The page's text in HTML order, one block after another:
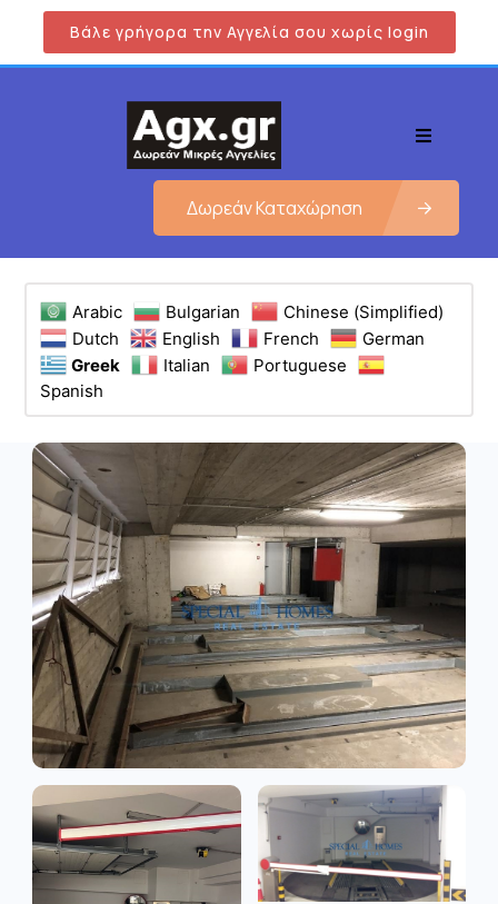
Βάλε γρήγορα την Αγγελία σου χωρίς login
Δωρεάν Καταχώρηση
Arabic Bulgarian
Chinese (Simplified)
Dutch
English French
German
Greek
Italian
Portuguese
Spanish